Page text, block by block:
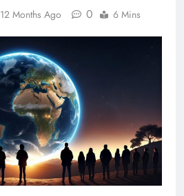
12 Months Ago 0 6 Mins